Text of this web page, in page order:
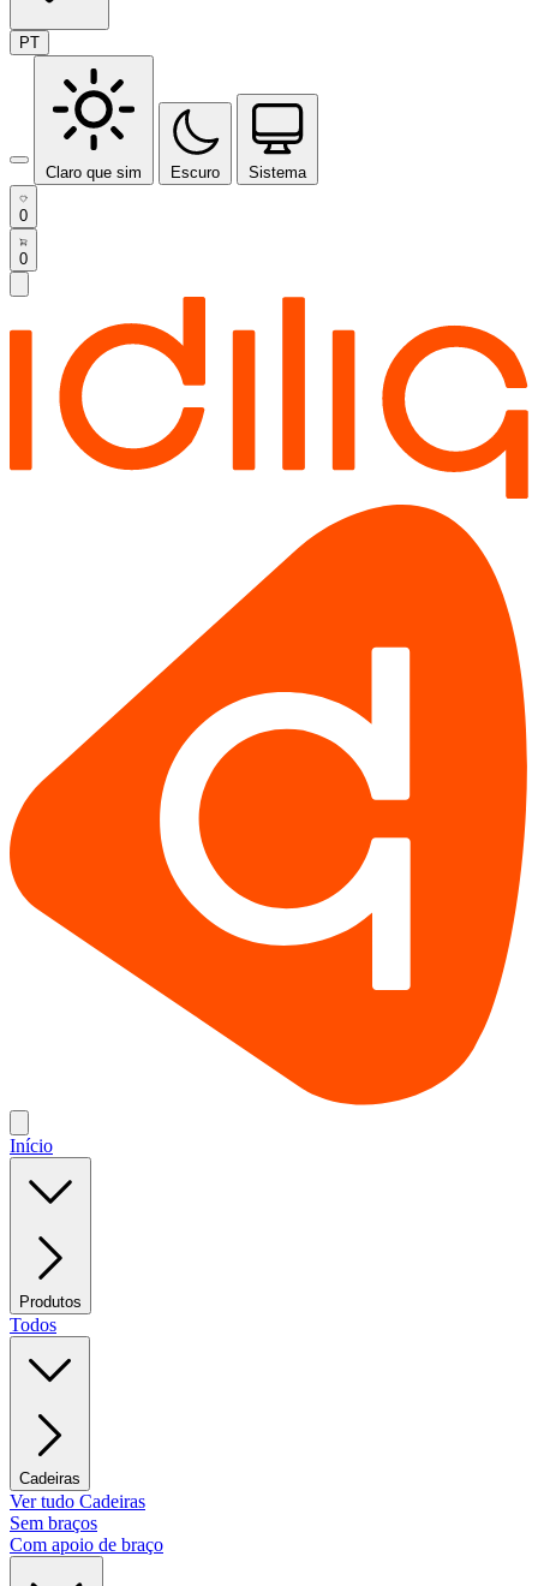
PT
Claro que sim Escuro Sistema
0
0
Início
Produtos
Todos
Cadeiras
Ver tudo Cadeiras
Sem braços
Com apoio de braço